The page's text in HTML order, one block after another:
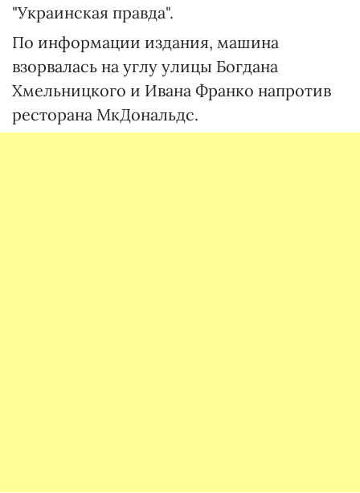
"Украинская правда".
По информации издания, машина
взорвалась на углу улицы Богдана
Хмельницкого и Ивана Франко напротив
ресторана МкДональдс.